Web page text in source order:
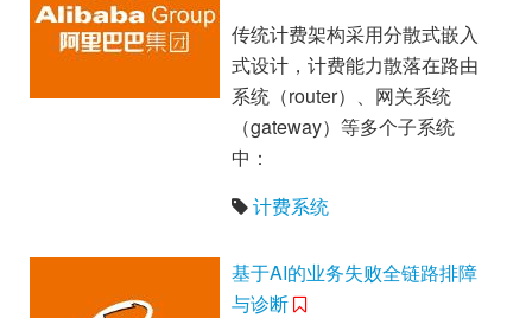
传统计费架构采用分散式嵌入
式设计，计费能力散落在路由
系统（router）、网关系统
（gateway）等多个子系统
中：
计费系统
基于AI的业务失败全链路排障
与诊断